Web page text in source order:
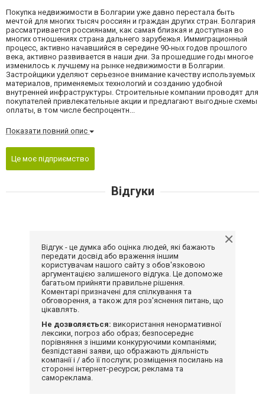
Покупка недвижимости в Болгарии уже давно перестала быть
мечтой для многих тысяч россиян и граждан других стран. Болгария
рассматривается россиянами, как самая близкая и доступная во
многих отношениях страна дальнего зарубежья. Иммиграционный
процесс, активно начавшийся в середине 90-ных годов прошлого
века, активно развивается в наши дни. За прошедшие годы многое
изменилось к лучшему на рынке недвижимости в Болгарии.
Застройщики уделяют серьезное внимание качеству используемых
материалов, применяемых технологий и созданию удобной
внутренней инфраструктуры. Строительные компании проводят для
покупателей привлекательные акции и предлагают выгодные схемы
оплаты, в том числе беспроцентн...
Показати повний опис
Це моє підприємство
Відгуки
Відгук - це думка або оцінка людей, які бажають
передати досвід або враження іншим
користувачам нашого сайту з обов'язковою
аргументацією залишеного відгука. Це допоможе
багатьом прийняти правильне рішення.
Коментарі призначені для спілкування та
обговорення, а також для роз'яснення питань, що
цікавлять.
Не дозволяється: використання ненормативної
лексики, погроз або образ; безпосереднє
порівняння з іншими конкуруючими компаніями;
безпідставні заяви, що ображають діяльність
компанії і / або її послуги; розміщення посилань на
сторонні інтернет-ресурси; реклама та
самореклама.